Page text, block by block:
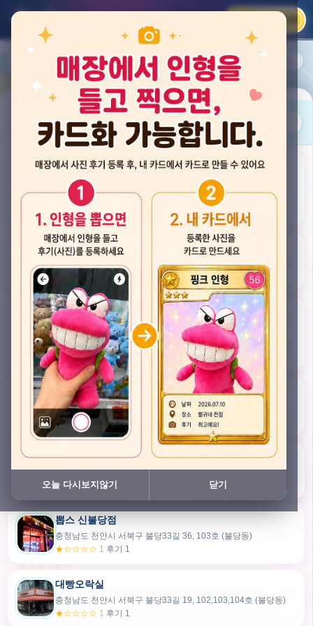
카카오 로그인
평점순 내 주변 즐겨찾기
뽑스 천안 불당점
★★★★☆ 4.2 후기 33
게임플렉스 불당동점
★★★☆☆ 2.5 후기 4
뽑기랜드
★★★★★ 4.7후기 47
픽스팟 불당점
충청남도 천안시 서북구 불당33길 47, 106호 (불당동)
★☆☆☆☆ 1 후기 1
쿠보 신불당점
충청남도 천안시 서북구 불당33길 35, 105호 (불당동)
★★★☆☆ 2.5후기 2
뽑스 신불당점
충청남도 천안시 서북구 불당33길 36, 103호 (불당동)
★☆☆☆☆ 1 후기 1
대빵오락실
충청남도 천안시 서북구 불당33길 19, 102,103,104호 (불당동)
★☆☆☆☆ 1 후기 1
30m
내위치
💬 카톡대화방
오늘 다시보지않기 닫기